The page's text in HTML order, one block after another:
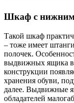
Шкаф с
Такой шкаф
– тоже имеет
полочек.
выдвижных ящика в
конструкции
хранения обуви,
далее. Выдвижные
обладателей